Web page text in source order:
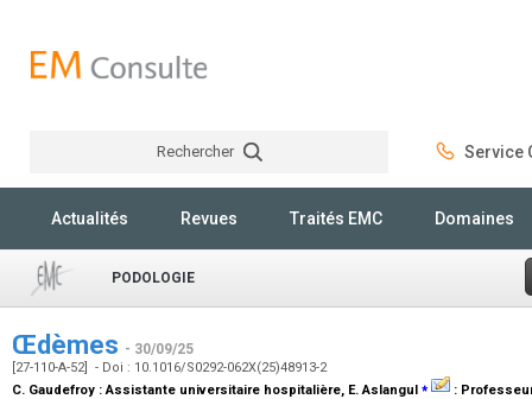
Rechercher Service
Actualités Revues Traités EMC Domaines
PODOLOGIE
Œdèmes - 30/09/25
[27-110-A-52] - Doi : 10.1016/S0292-062X(25)48913-2
C. Gaudefroy :Assistante universitaire hospitalière, E. Aslangul ⁎ :